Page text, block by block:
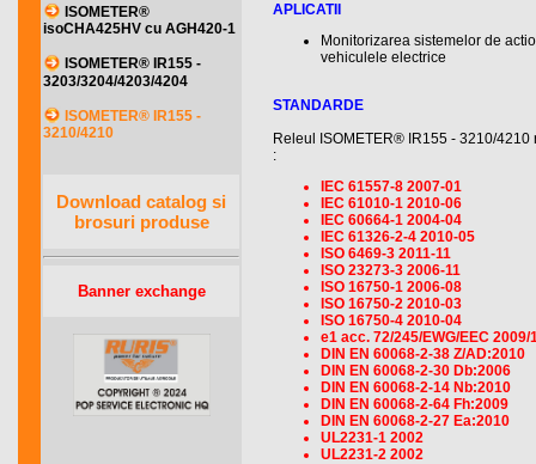
ISOMETER®
isoCHA425HV cu AGH420-1
ISOMETER® IR155 -
3203/3204/4203/4204
ISOMETER® IR155 -
3210/4210
Download catalog si
brosuri produse
Banner exchange
APLICATII
Monitorizarea sistemelor de
vehiculele electrice
STANDARDE
Releul ISOMETER® IR155 - 3210/
:
IEC 61557-8 2007-01
IEC 61010-1 2010-06
IEC 60664-1 2004-04
IEC 61326-2-4 2010-05
ISO 6469-3 2011-11
ISO 23273-3 2006-11
ISO 16750-1 2006-08
ISO 16750-2 2010-03
ISO 16750-4 2010-04
e1 acc. 72/245/EWG/EEC 2009/
DIN EN 60068-2-38 Z/AD:2010
DIN EN 60068-2-30 Db:2006
DIN EN 60068-2-14 Nb:2010
DIN EN 60068-2-64 Fh:2009
DIN EN 60068-2-27 Ea:2010
UL2231-1 2002
UL2231-2 2002